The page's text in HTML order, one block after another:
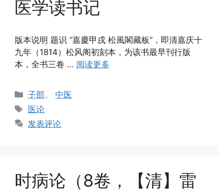
医学读书记
版本说明 题识 “嘉慶甲戌 松風閣藏板”，即清嘉庆十
九年（1814）松风阁初刻本，为该书最早刊行版
本，全书三卷 … 阅读更多
分
类
子部、 中医
标
签
医论
发表评论
时病论（8卷，【清】雷